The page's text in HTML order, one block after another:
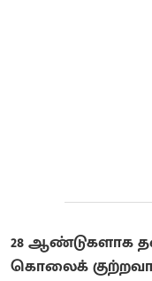
28 ஆண்டுகளாக
கொலைக்